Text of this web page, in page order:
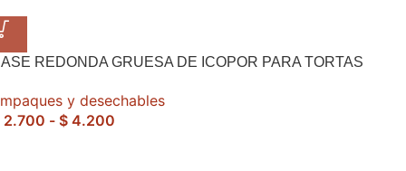
REDONDA GRUESA DE ICOPOR PARA TORTAS
y desechables
2.700 - $ 4.200